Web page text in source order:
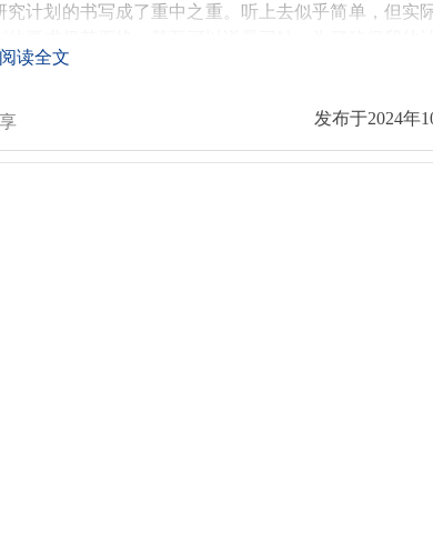
的了解。记住，困难并不可怕，重要的是怎么去面
。我们要关注的是自身的学习和能力提升，而非外
。何不勇敢地拥抱机遇，走出自信的步伐。
计划的书写成了重中之重。听上去似乎简单，但实
服力。
候，我常常查阅学长，想找到一些学长学姐们的经
力。虽然早大被广泛认为“好进”，但在我看来，申
来的学术方向进行深度的剖析与质疑。这样的互动让
满紧张，却也是锻炼自我的机会。很多时候，我们需
读全文
发布于2024年